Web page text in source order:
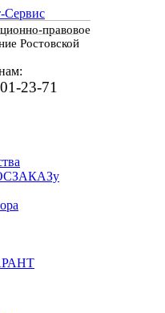
правовое
Ростовской
23-71